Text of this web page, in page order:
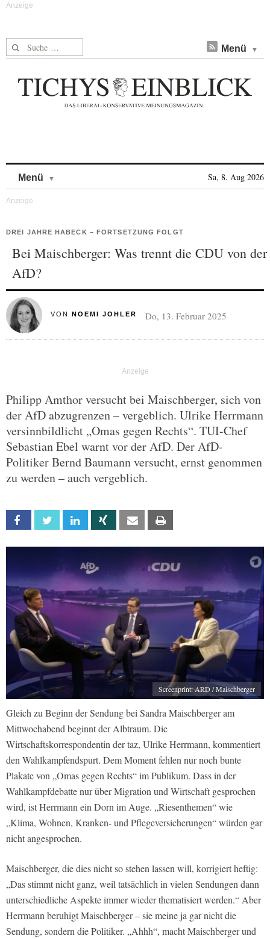
Suche nach: Menü
Menü Sa, 8. Aug 2026
DREI JAHRE HABECK – FORTSETZUNG FOLGT
Bei Maischberger: Was trennt die CDU von der
AfD?
VON NOEMI JOHLER Do, 13. Februar 2025
Philipp Amthor versucht bei Maischberger, sich von
der AfD abzugrenzen – vergeblich. Ulrike Herrmann
versinnbildlicht „Omas gegen Rechts“. TUI-Chef
Sebastian Ebel warnt vor der AfD. Der AfD-
Politiker Bernd Baumann versucht, ernst genommen
zu werden – auch vergeblich.
Facebook Twitter Linkedin Xing Email
Screenprint: ARD / Maischberger
Gleich zu Beginn der Sendung bei Sandra Maischberger am
Mittwochabend beginnt der Albtraum. Die
Wirtschaftskorrespondentin der taz, Ulrike Herrmann, kommentiert
den Wahlkampfendspurt. Dem Moment fehlen nur noch bunte
Plakate von „Omas gegen Rechts“ im Publikum. Dass in der
Wahlkampfdebatte nur über Migration und Wirtschaft gesprochen
wird, ist Herrmann ein Dorn im Auge. „Riesenthemen“ wie
„Klima, Wohnen, Kranken- und Pflegeversicherungen“ würden gar
nicht angesprochen.
Maischberger, die dies nicht so stehen lassen will, korrigiert heftig:
„Das stimmt nicht ganz, weil tatsächlich in vielen Sendungen dann
unterschiedliche Aspekte immer wieder thematisiert werden.“ Aber
Herrmann beruhigt Maischberger – sie meine ja gar nicht die
Sendung, sondern die Politiker. „Ahhh“, macht Maischberger und